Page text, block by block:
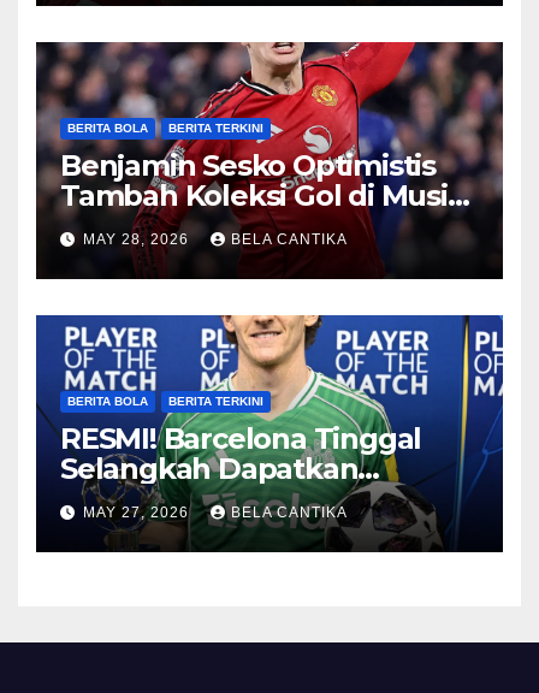
BERITA BOLA BERITA TERKINI
Benjamin Sesko Optimistis
Tambah Koleksi Gol di Musim
2026/27
MAY 28, 2026 BELA CANTIKA
BERITA BOLA BERITA TERKINI
RESMI! Barcelona Tinggal
Selangkah Dapatkan
Anthony Gordon
MAY 27, 2026 BELA CANTIKA